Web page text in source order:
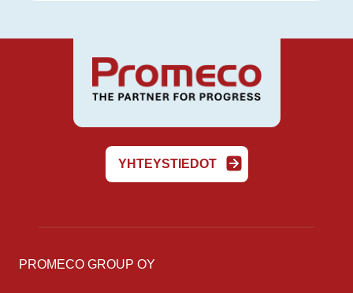
YHTEYSTIEDOT
PROMECO GROUP OY